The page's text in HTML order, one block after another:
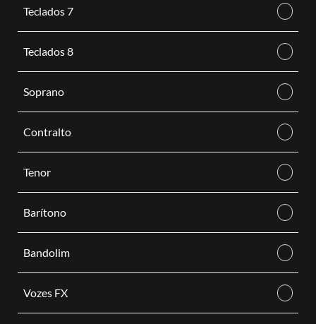
Teclados 7
Teclados 8
Soprano
Contralto
Tenor
Barítono
Bandolim
Vozes FX